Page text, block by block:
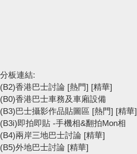
分板連結:
(B2)香港巴士討論 [熱門] [精華]
(B0)香港巴士車務及車廂設備
(B3)巴士攝影作品貼圖區 [熱門] [精華]
(B3i)即拍即貼 -手機相&翻拍Mon相
(B4)兩岸三地巴士討論 [精華]
(B5)外地巴士討論 [精華]